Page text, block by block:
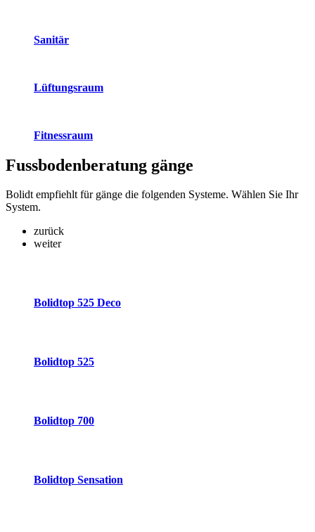
Sanitär
Lüftungsraum
Fitnessraum
Fussbodenberatung gänge
Bolidt empfiehlt für gänge die folgenden Systeme. Wählen Sie Ihr
System.
zurück
weiter
Bolidtop 525 Deco
Bolidtop 525
Bolidtop 700
Bolidtop Sensation